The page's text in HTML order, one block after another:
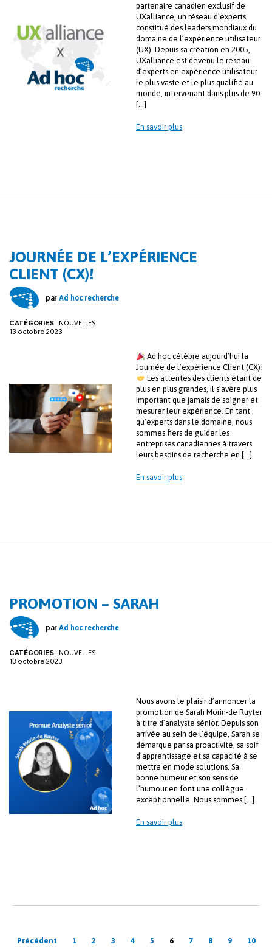
partenaire canadien exclusif de
UXalliance, un réseau d’experts
constitué des leaders mondiaux du
domaine de l’expérience utilisateur
(UX). Depuis sa création en 2005,
UXalliance est devenu le réseau
d’experts en expérience utilisateur
le plus vaste et le plus qualifié au
monde, intervenant dans plus de 90
[…]
En savoir plus
JOURNÉE DE L’EXPÉRIENCE
CLIENT (CX)!
par Ad hoc recherche
CATÉGORIES: NOUVELLES
13 octobre 2023
Ad hoc célèbre aujourd’hui la
Journée de l’expérience Client (CX)!
Les attentes des clients étant de
plus en plus grandes, il s’avère plus
important que jamais de soigner et
mesurer leur expérience. En tant
qu’experts dans le domaine, nous
sommes fiers de guider les
entreprises canadiennes à travers
leurs besoins de recherche en […]
En savoir plus
PROMOTION – SARAH
par Ad hoc recherche
CATÉGORIES: NOUVELLES
13 octobre 2023
Nous avons le plaisir d’annoncer la
promotion de Sarah Morin-de Ruyter
à titre d’analyste sénior. Depuis son
arrivée au sein de l’équipe, Sarah se
démarque par sa proactivité, sa soif
d’apprentissage et sa capacité à se
mettre en mode solutions. Sa
bonne humeur et son sens de
l’humour en font une collègue
exceptionnelle. Nous sommes […]
En savoir plus
Pagination
Précédent 1 2 3 4 5 6 7 8 9 10